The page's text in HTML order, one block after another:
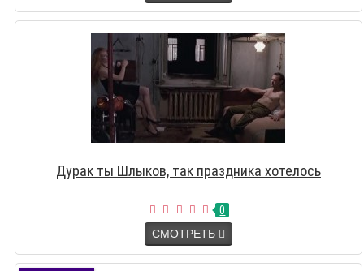
Дурак ты Шлыков, так праздника хотелось
0
СМОТРЕТЬ